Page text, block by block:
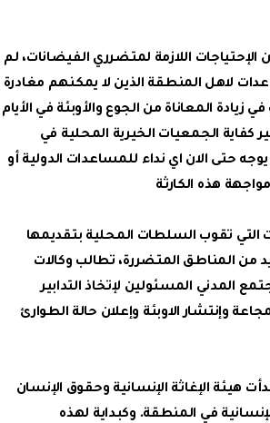
اللازمة لمتضرري الفيضانات، لم
لاهل المنطقة الذين لا يمكنهم مغادرة
المعاناة من الجوع والأوبئة في الأيام
كفاية الجمعيات الخيرية المحلية في
حتى الان اي نداء للمساعدات الدولية أو
هذه الكارثة
تقوب السلطات المحلية بتقديمها
من المناطق المتضررة، تطالب وكالات
المدني المسئولين لإتخاذ التدابير
وإنتشار الاوبئة وإعلان حالة الطوارئ
هيئة الإغاثة الإنسانية وحقوق الإنسان
في المنطقة. وكبداية لهذه